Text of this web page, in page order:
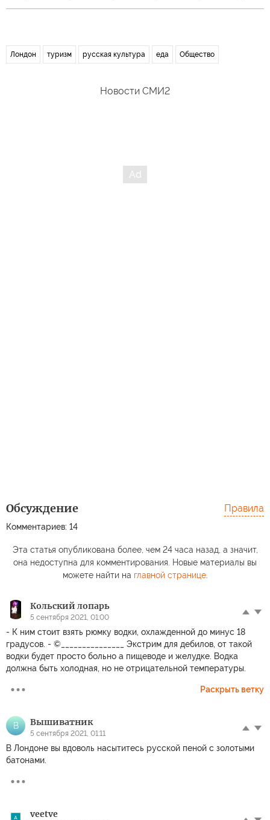
Лондон туризм русская культура еда Общество
Новости СМИ2
Обсуждение
Комментариев: 14
Правила
Эта статья опубликована более, чем 24 часа назад, а значит,
она недоступна для комментирования. Новые материалы вы
можете найти на главной странице.
Кольский лопарь
5 сентября 2021, 01:00
- К ним стоит взять рюмку водки, охлажденной до минус 18
градусов. - ©_______________ Экстрим для дебилов, от такой
водки будет просто больно а пищеводе и желудке. Водка
должна быть холодная, но не отрицательной температуры.
Раскрыть ветку
В Вышиватник
5 сентября 2021, 01:11
В Лондоне вы вдоволь насытитесь русской пеной с золотыми
батонами.
veetve